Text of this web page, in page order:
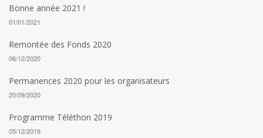
Bonne année 2021 !
01/01/2021
Remontée des Fonds 2020
06/12/2020
Permanences 2020 pour les organisateurs
20/09/2020
Programme Téléthon 2019
05/12/2019